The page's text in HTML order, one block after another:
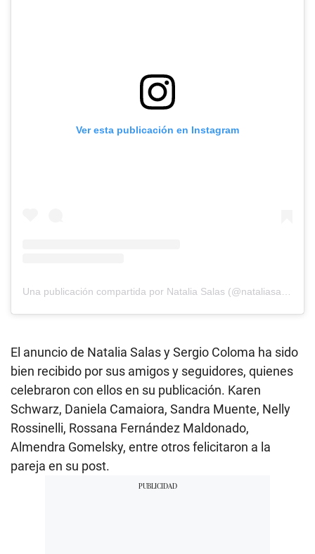
Ver esta publicación en Instagram
Una publicación compartida por Natalia Salas (@nataliasalasz)
El anuncio de Natalia Salas y Sergio Coloma ha sido
bien recibido por sus amigos y seguidores, quienes
celebraron con ellos en su publicación. Karen
Schwarz, Daniela Camaiora, Sandra Muente, Nelly
Rossinelli, Rossana Fernández Maldonado,
Almendra Gomelsky, entre otros felicitaron a la
pareja en su post.